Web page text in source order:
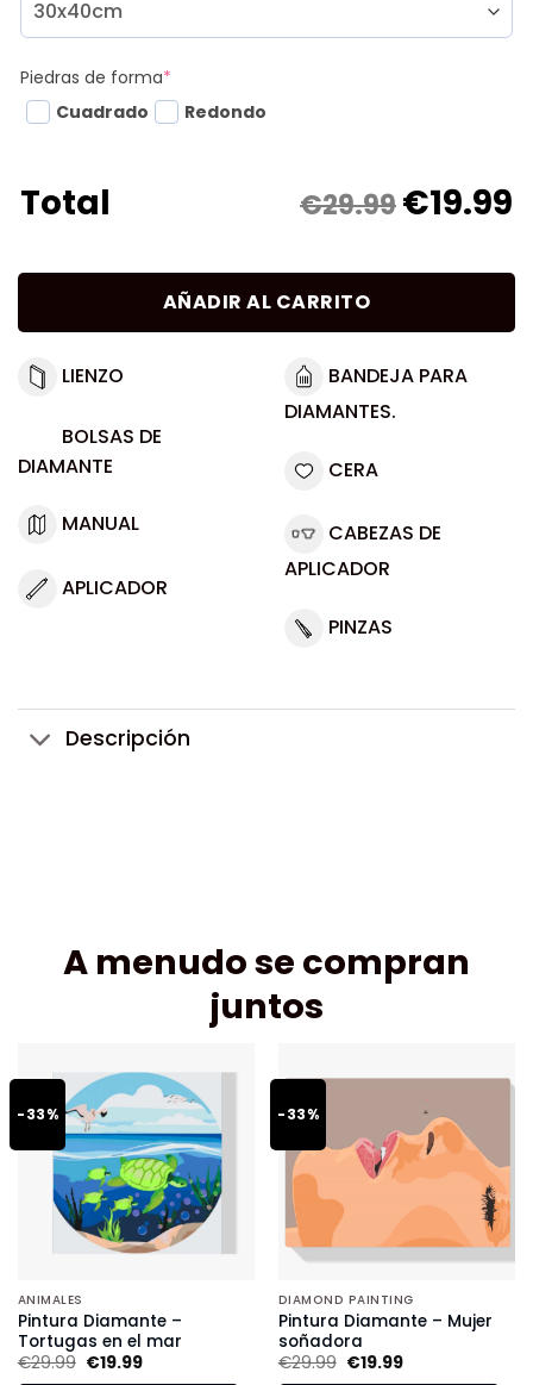
Piedras de forma*
Cuadrado
Redondo
Total €29.99€19.99
AÑADIR AL CARRITO
LIENZO
BOLSAS DE
DIAMANTE
MANUAL
APLICADOR
BANDEJA PARA
DIAMANTES.
CERA
CABEZAS DE
APLICADOR
PINZAS
Descripción
A menudo se compran
juntos
-33%
ANIMALES
Pintura Diamante –
Tortugas en el mar
€29.99 €19.99
-33%
DIAMOND PAINTING
Pintura Diamante – Mujer
soñadora
€29.99 €19.99